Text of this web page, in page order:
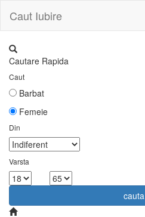
Caut Iubire
Cautare Rapida
Caut
Barbat
Femeie
Din
Varsta
cauta